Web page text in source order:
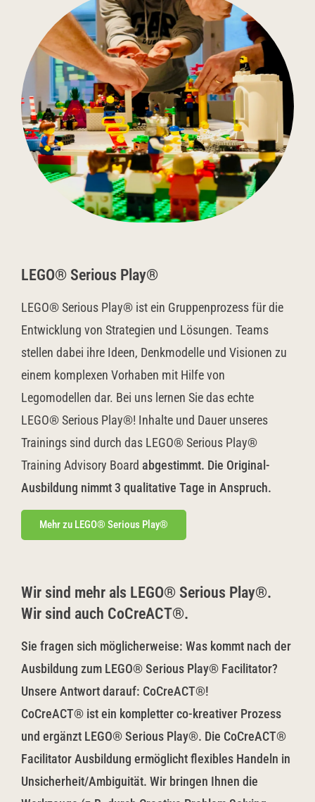
LEGO® Serious Play®
LEGO® Serious Play® ist ein Gruppenprozess für die
Entwicklung von Strategien und Lösungen. Teams
stellen dabei ihre Ideen, Denkmodelle und Visionen zu
einem komplexen Vorhaben mit Hilfe von
Legomodellen dar. Bei uns lernen Sie das echte
LEGO® Serious Play®! Inhalte und Dauer unseres
Trainings sind durch das LEGO® Serious Play®
Training Advisory Board abgestimmt. Die Original-
Ausbildung nimmt 3 qualitative Tage in Anspruch.
Mehr zu LEGO® Serious Play®
Wir sind mehr als LEGO® Serious Play®.
Wir sind auch CoCreACT®.
Sie fragen sich möglicherweise: Was kommt nach der
Ausbildung zum LEGO® Serious Play® Facilitator?
Unsere Antwort darauf: CoCreACT®!
CoCreACT® ist ein kompletter co-kreativer Prozess
und ergänzt LEGO® Serious Play®. Die CoCreACT®
Facilitator Ausbildung ermöglicht flexibles Handeln in
Unsicherheit/Ambiguität. Wir bringen Ihnen die